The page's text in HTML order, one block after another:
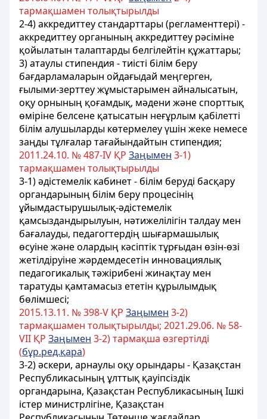
тармақшамен толықтырылды
2-4) аккредиттеу стандарттары (регламенттері) -
аккредиттеу органының аккредиттеу рәсіміне
қойылатын талаптарды белгілейтін құжаттары;
3) атаулы стипендия - тиісті білім беру
бағдарламаларын ойдағыдай меңгерген,
ғылыми-зерттеу жұмыстарымен айналысатын,
оқу орнының қоғамдық, мәдени және спорттық
өміріне белсене қатысатын неғұрлым қабілетті
білім алушыларды көтермелеу үшін жеке немесе
заңды тұлғалар тағайындайтын стипендия;
2011.24.10. № 487-ІV ҚР Заңымен 3-1)
тармақшамен толықтырылды
3-1) әдістемелік кабинет - білім беруді басқару
органдарының білім беру процесінің
ұйымдастырушылық-әдістемелік
қамсыздандырылуын, нәтижелілігін талдау мен
бағалауды, педагогтердің шығармашылық
өсуіне және олардың кәсіптік тұрғыдан өзін-өзі
жетілдіруіне жәрдемдесетін инновациялық
педагогикалық тәжірибені жинақтау мен
таратуды қамтамасыз ететін құрылымдық
бөлімшесі;
2015.13.11. № 398-V ҚР Заңымен 3-2)
тармақшамен толықтырылды; 2021.29.06. № 58-
VІІ ҚР Заңымен 3-2) тармақша өзгертілді
(бұр.ред.қара)
3-2) әскери, арнаулы оқу орындары - Қазақстан
Республикасының ұлттық қауіпсіздік
органдарына, Қазақстан Республикасының Ішкі
істер министрлігіне, Қазақстан